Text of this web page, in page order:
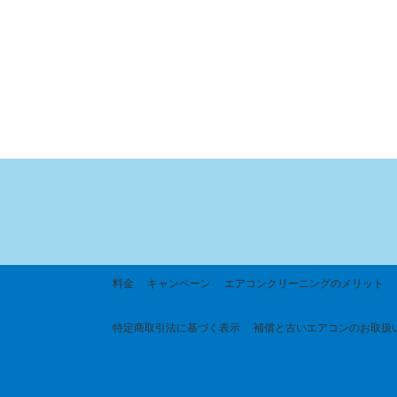
料金 キャンペーン エアコンクリーニングのメリット
特定商取引法に基づく 表示 補償と古いエアコンのお取扱